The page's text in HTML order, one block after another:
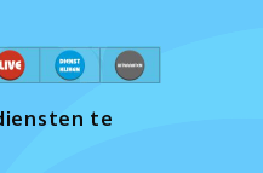
te